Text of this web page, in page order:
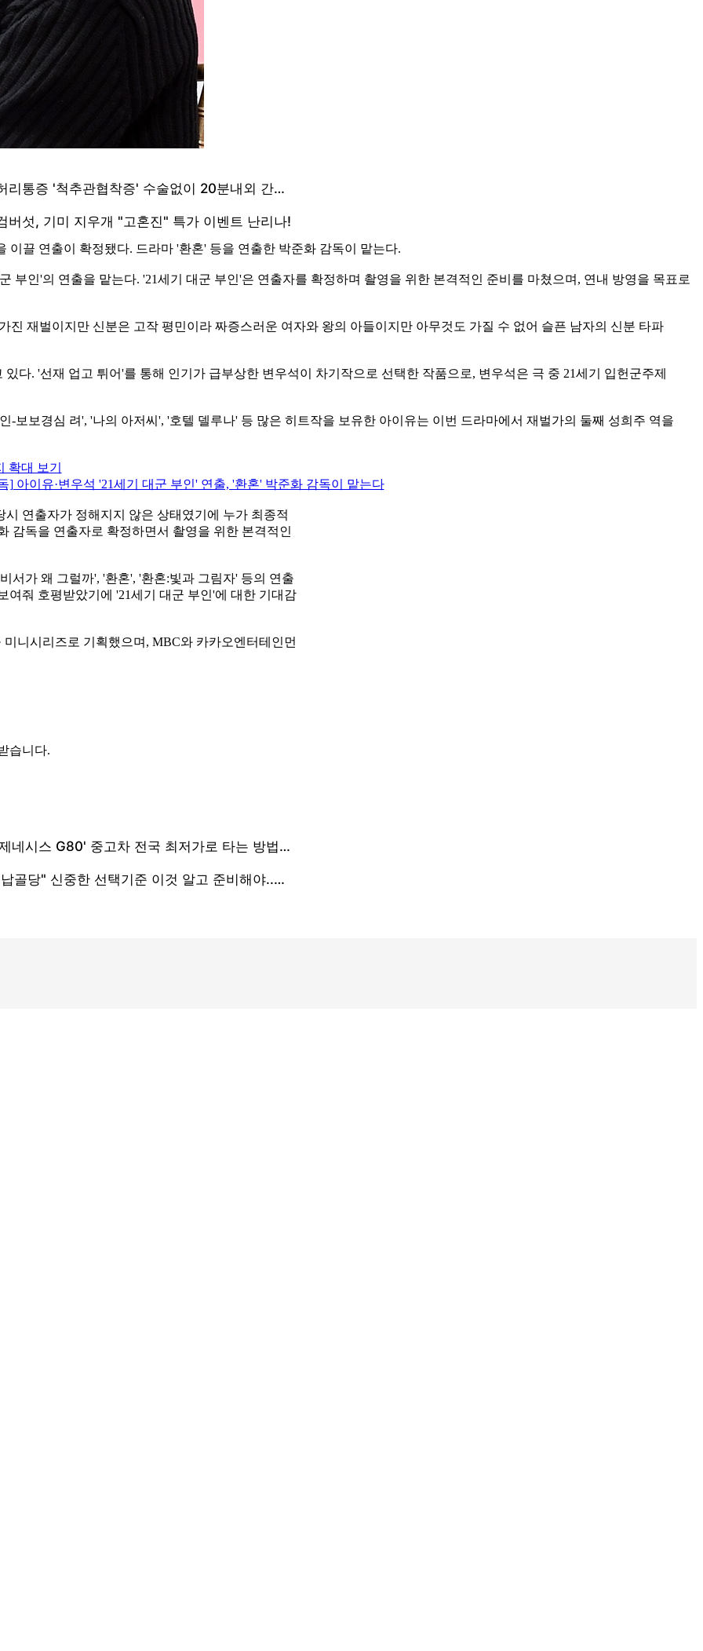
이끌 연출이 확정됐다. 드라마 '환혼' 등을 연출한 박준화 감독이 맡는다.
부인'의 연출을 맡는다. '21세기 대군 부인'은 연출자를 확정하며 촬영을 위한 본격적인 준비를 마쳤으며, 연내 방영을 목표로
진 재벌이지만 신분은 고작 평민이라 짜증스러운 여자와 왕의 아들이지만 아무것도 가질 수 없어 슬픈 남자의 신분 타파
다. '선재 업고 튀어'를 통해 인기가 급부상한 변우석이 차기작으로 선택한 작품으로, 변우석은 극 중 21세기 입헌군주제
-보보경심 려', '나의 아저씨', '호텔 델루나' 등 많은 히트작을 보유한 아이유는 이번 드라마에서 재벌가의 둘째 성희주 역을
확대 보기
연출자가 정해지지 않은 상태였기에 누가 최종적
감독을 연출자로 확정하면서 촬영을 위한 본격적인
서가 왜 그럴까', '환혼', '환혼:빛과 그림자' 등의 연출
줘 호평받았기에 '21세기 대군 부인'에 대한 기대감
니시리즈로 기획했으며, MBC와 카카오엔터테인먼
습니다.